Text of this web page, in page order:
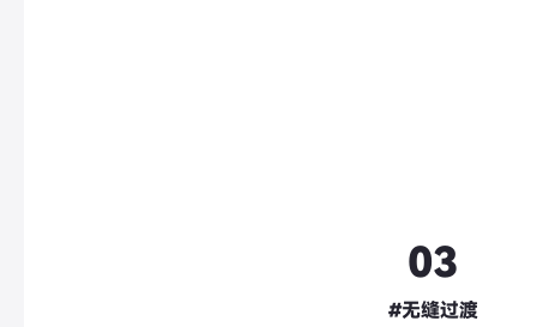
03
#无缝过渡